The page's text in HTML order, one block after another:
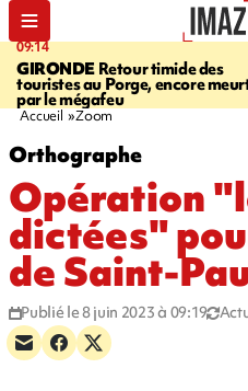
09:14
GIRONDE Retour timide des
touristes au Porge, encore
par le mégafeu
Accueil Zoom
Orthographe
Opération
dictées"
de Saint-
Publié le 8 juin 2023 à 09:19